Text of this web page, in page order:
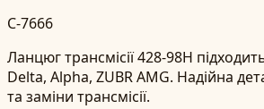
C-7666
Ланцюг трансмісії 428-98H
Delta, Alpha, ZUBR AMG. Надійна
та заміни трансмісії.